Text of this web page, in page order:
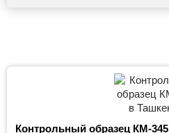
Контрольный образец КМ-345